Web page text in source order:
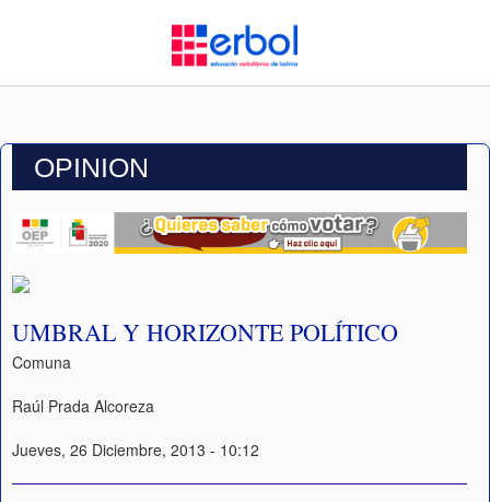
OPINION
UMBRAL Y HORIZONTE POLÍTICO
Comuna
Raúl Prada Alcoreza
Jueves, 26 Diciembre, 2013 - 10:12